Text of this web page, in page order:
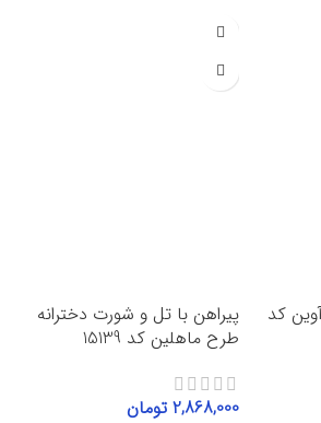
کد
پیراهن با تل و شورت دخترانه
طرح ماهلین کد 15139
2,868,000 تومان